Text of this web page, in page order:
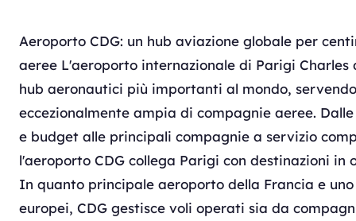
Aeroporto CDG: un hub aviazione globale per
aeree L'aeroporto internazionale di Parigi Charles
hub aeronautici più importanti al mondo,
eccezionalmente ampia di compagnie aeree.
e budget alle principali compagnie a servizio
l'aeroporto CDG collega Parigi con destinazioni in
In quanto principale aeroporto della Francia e
europei, CDG gestisce voli operati sia da